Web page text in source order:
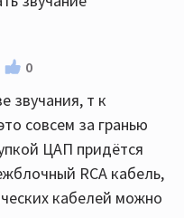
0
звучания, т к
совсем за гранью
ЦАП придётся
RCA кабель,
кабелей можно